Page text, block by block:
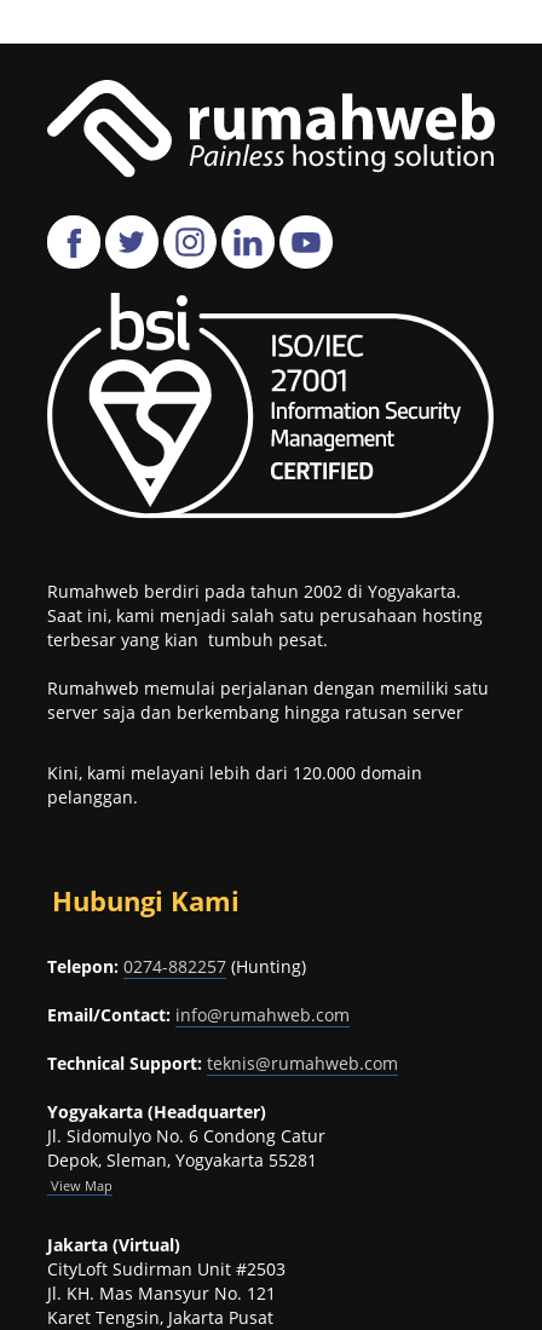
Rumahweb berdiri pada tahun 2002 di Yogyakarta.
Saat ini, kami menjadi salah satu perusahaan hosting
terbesar yang kian tumbuh pesat.
Rumahweb memulai perjalanan dengan memiliki satu
server saja dan berkembang hingga ratusan server
Kini, kami melayani lebih dari 120.000 domain
pelanggan.
Hubungi Kami
Telepon: 0274-882257 (Hunting)
Email/Contact: info@rumahweb.com
Technical Support: teknis@rumahweb.com
Yogyakarta (Headquarter)
Jl. Sidomulyo No. 6 Condong Catur
Depok, Sleman, Yogyakarta 55281
View Map
Jakarta (Virtual)
CityLoft Sudirman Unit #2503
Jl. KH. Mas Mansyur No. 121
Karet Tengsin, Jakarta Pusat